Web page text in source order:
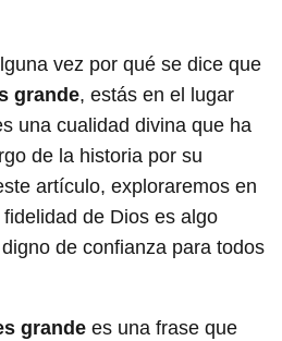
vez por qué se dice que
grande, estás en el lugar
una cualidad divina que ha
de la historia por su
artículo, exploraremos en
de Dios es algo
de confianza para todos
grande es una frase que